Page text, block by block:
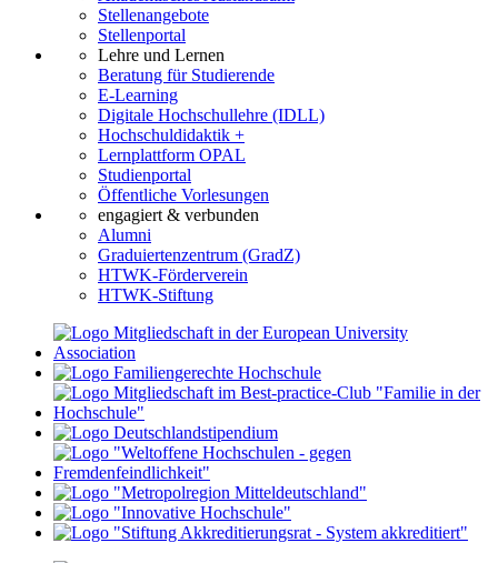
Stellenangebote
Stellenportal
Lehre und Lernen
Beratung für Studierende
E-Learning
Digitale Hochschullehre (IDLL)
Hochschuldidaktik +
Lernplattform OPAL
Studienportal
Öffentliche Vorlesungen
engagiert & verbunden
Alumni
Graduiertenzentrum (GradZ)
HTWK-Förderverein
HTWK-Stiftung